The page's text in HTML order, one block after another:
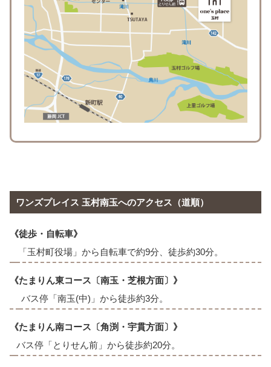
ワンズプレイス 玉村南玉へのアクセス（道順）
《徒歩・自転車》
「玉村町役場」から自転車で約9分、徒歩約30分。
《たまりん東コース〔南玉・芝根方面〕》
バス停「南玉(中)」から徒歩約3分。
《たまりん南コース〔角渕・宇貫方面〕》
バス停「とりせん前」から徒歩約20分。